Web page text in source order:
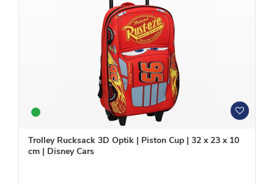
W
Trolley Rucksack 3D Optik | Piston Cup | 32 x 23 x 10
cm | Disney Cars
W